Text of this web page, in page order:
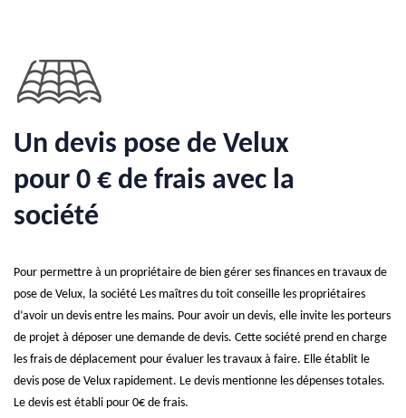
Un devis pose de Velux
pour 0 € de frais avec la
société
Pour permettre à un propriétaire de bien gérer ses finances en travaux de
pose de Velux, la société Les maîtres du toit conseille les propriétaires
d’avoir un devis entre les mains. Pour avoir un devis, elle invite les porteurs
de projet à déposer une demande de devis. Cette société prend en charge
les frais de déplacement pour évaluer les travaux à faire. Elle établit le
devis pose de Velux rapidement. Le devis mentionne les dépenses totales.
Le devis est établi pour 0€ de frais.